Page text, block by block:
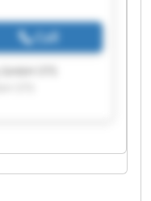
Call
STS
STS
STS
STS